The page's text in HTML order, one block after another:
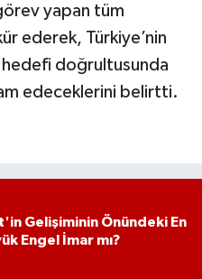
yapan tüm
ederek, Türkiye’nin
doğrultusunda
edeceklerini belirtti.
Gelişiminin Önündeki En
Engel İmar mı?